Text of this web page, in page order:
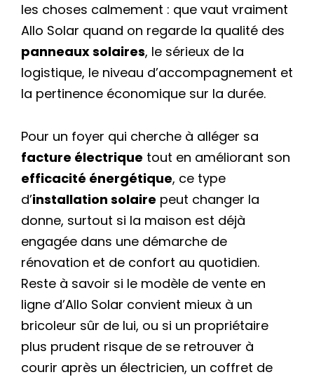
les choses calmement : que vaut vraiment
Allo Solar quand on regarde la qualité des
panneaux solaires, le sérieux de la
logistique, le niveau d’accompagnement et
la pertinence économique sur la durée.
Pour un foyer qui cherche à alléger sa
facture électrique tout en améliorant son
efficacité énergétique, ce type
d’installation solaire peut changer la
donne, surtout si la maison est déjà
engagée dans une démarche de
rénovation et de confort au quotidien.
Reste à savoir si le modèle de vente en
ligne d’Allo Solar convient mieux à un
bricoleur sûr de lui, ou si un propriétaire
plus prudent risque de se retrouver à
courir après un électricien, un coffret de